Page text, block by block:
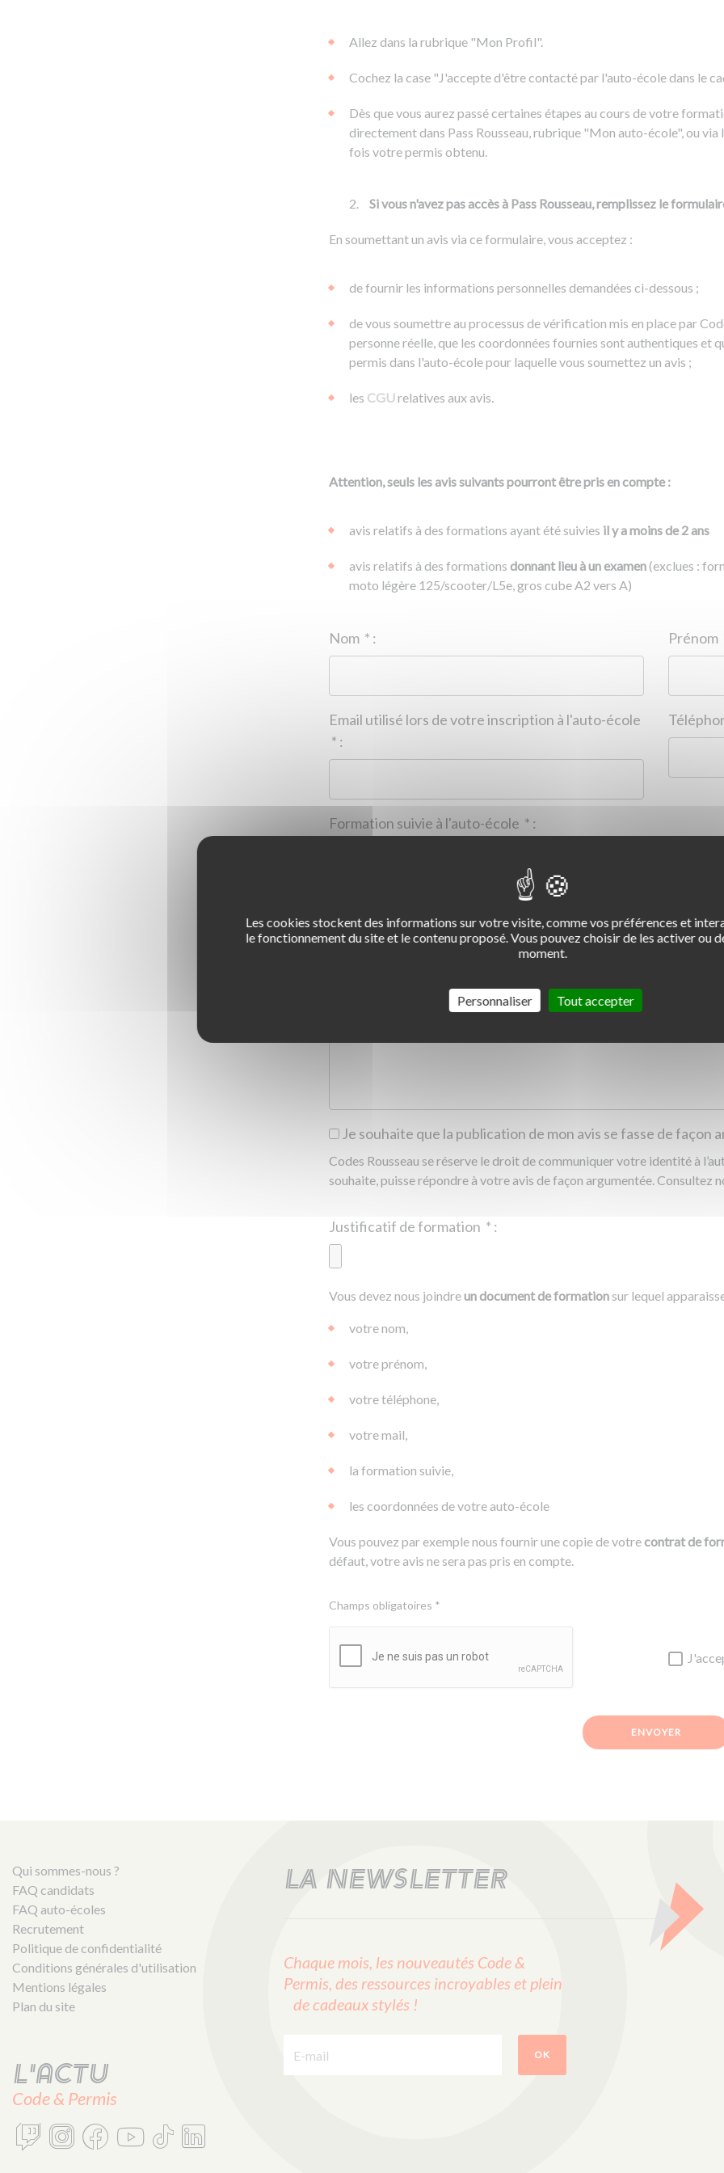
Allez dans la rubrique "Mon Profil".
Cochez la case "J'accepte d'être contacté par l'auto-école dans le
Dès que vous aurez passé certaines étapes au cours de votre
directement dans Pass Rousseau, rubrique "Mon auto-école", ou
fois votre permis obtenu.
Si vous n'avez pas accès à Pass Rousseau, remplissez le
En soumettant un avis via ce formulaire, vous acceptez :
de fournir les informations personnelles demandées ci-dessous ;
de vous soumettre au processus de vérification mis en place par
personne réelle, que les coordonnées fournies sont authentiques et
permis dans l'auto-école pour laquelle vous soumettez un avis ;
les CGUrelatives aux avis.
Attention, seuls les avis suivants pourront être pris en compte :
avis relatifs à des formations ayant été suivies il y a moins de 2 ans
avis relatifs à des formations donnant lieu à un examen(exclues :
moto légère 125/scooter/L5e, gros cube A2 vers A)
* :
Email utilisé lors de votre inscription à l'auto-école
* :
* :
1
2 3 4
Je souhaite que la publication de mon avis se fasse de façon
Codes Rousseau se réserve le droit de communiquer votre identité à
souhaite, puisse répondre à votre avis de façon argumentée. Consultez
* :
||0.00 Ko
Vous devez nous joindreun document de formation sur lequel
votre nom,
votre prénom,
votre téléphone,
votre mail,
la formation suivie,
les coordonnées de votre auto-école
Vous pouvez par exemple nous fournir une copie de votrecontrat de
défaut, votre avis ne sera pas pris en compte.
Champs obligatoires *
ENVOYER
Qui sommes-nous ?
FAQ candidats
FAQ auto-écoles
Recrutement
Politique de confidentialité
Conditions générales d'utilisation
Mentions légales
Plan du site
L'actu
Code & Permis
LA NEWSLETTER
Chaque mois, les nouveautés Code &
Permis, des ressources incroyables et plein
de cadeaux stylés !
OK
Les cookies stockent des informations sur votre visite, comme vos préférences et
le fonctionnement du site et le contenu proposé. Vous pouvez choisir de les activer ou
moment.
Tout accepter
Personnaliser